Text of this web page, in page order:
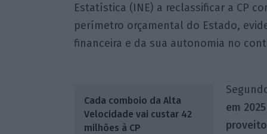
Estatística (INE) a reclassificar a CP
perímetro orçamental do Estado,
financeira e da sua autonomia no
Cada comboio da Alta
Velocidade vai custar 42
milhões à CP
em